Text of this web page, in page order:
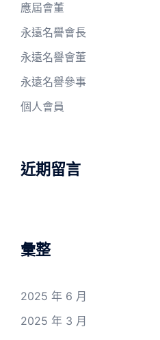
應屆會董
永遠名譽會長
永遠名譽會董
永遠名譽參事
個人會員
近期留言
彙整
2025 年 6 月
2025 年 3 月